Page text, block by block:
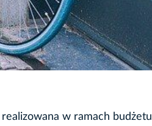
w ramach budżetu